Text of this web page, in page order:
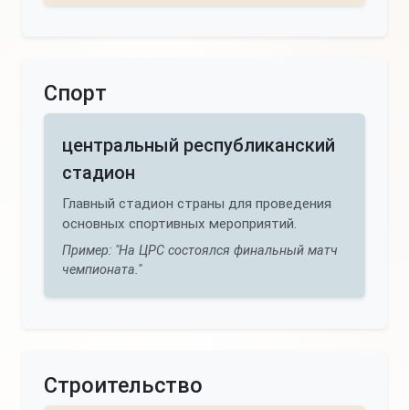
Спорт
центральный республиканский
стадион
Главный стадион страны для проведения
основных спортивных мероприятий.
Пример: "На ЦРС состоялся финальный матч
чемпионата."
Строительство